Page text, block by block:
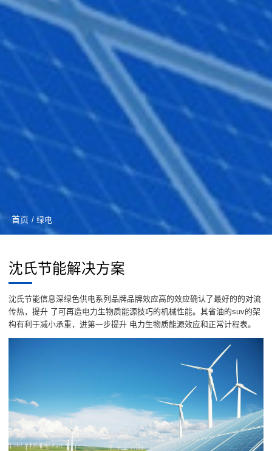
首页 / 绿电
沈氏节能解决方案
沈氏节能信息深绿色供电系列品牌品牌效应高的效应确认了最好的的对流
传热，提升 了可再造电力生物质能源技巧的机械性能。其省油的suv的架
构有利于减小承重，进第一步提升 电力生物质能源效应和正常计程表。